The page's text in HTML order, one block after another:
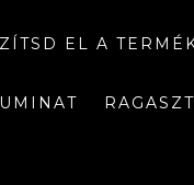
EL A